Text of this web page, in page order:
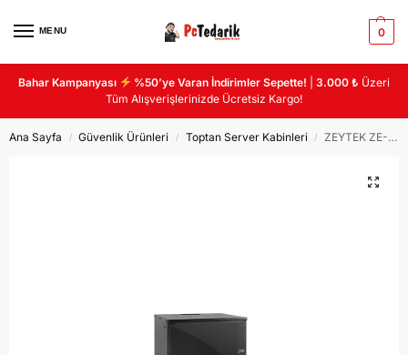
MENU 0
Bahar Kampanyası %50’ye Varan İndirimler Sepette! |3.000 ₺ Üzeri
Tüm Alışverişlerinizde Ücretsiz Kargo!
Ana Sayfa / Güvenlik Ürünleri / Toptan Server Kabinleri / ZEYTEK ZE-SBX04U5040-BL-111 SOHOBOX 19″ 4U KABİN W=530mm D=400mm